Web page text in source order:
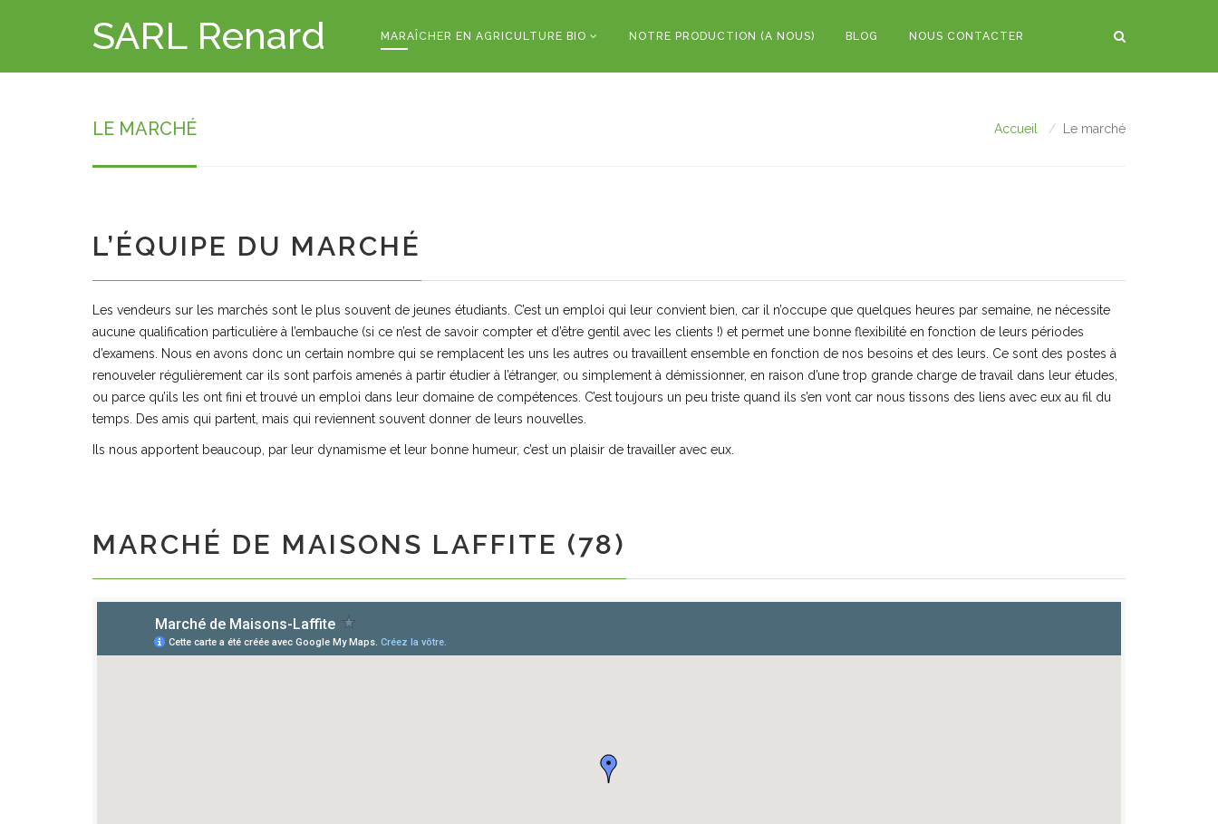
SARL Renard MARAÎCHER EN AGRICULTURE BIO NOTRE PRODUCTION (A NOUS) BLOG NOUS CONTACTER
LE MARCHÉ Accueil Le marché
L’ÉQUIPE DU MARCHÉ
Les vendeurs sur les marchés sont le plus souvent de jeunes étudiants. C’est un emploi qui leur convient bien, car il n’occupe que quelques heures par semaine, ne nécessite
aucune qualification particulière à l’embauche (si ce n’est de savoir compter et d’être gentil avec les clients !) et permet une bonne flexibilité en fonction de leurs périodes
d’examens. Nous en avons donc un certain nombre qui se remplacent les uns les autres ou travaillent ensemble en fonction de nos besoins et des leurs. Ce sont des postes à
renouveler régulièrement car ils sont parfois amenés à partir étudier à l’étranger, ou simplement à démissionner, en raison d’une trop grande charge de travail dans leur études,
ou parce qu’ils les ont fini et trouvé un emploi dans leur domaine de compétences. C’est toujours un peu triste quand ils s’en vont car nous tissons des liens avec eux au fil du
temps. Des amis qui partent, mais qui reviennent souvent donner de leurs nouvelles.
Ils nous apportent beaucoup, par leur dynamisme et leur bonne humeur, c’est un plaisir de travailler avec eux.
MARCHÉ DE MAISONS LAFFITE (78)